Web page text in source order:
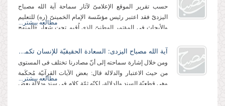
حسب تقریر الموقع الإعلامیّ لآثار سماحة آیة الله مصباح
الیزدیّ فقد اعتبر رئیس مؤسّسة الإمام الخمینیّ (ره) للتعلیم
والأبحاث فی المؤتمر الوطنیّ الذی اُقیم تحت شعار «المنهج
مطالعه بیشتر...
آیة الله مصباح الیزدی: السعادة الحقیقیّة للإنسان تكمن فی معرفة الإسلام والعمل به
ومن خلال إشارة سماحته إلى أنّ مصادرنا تختلف فی المستوى
من حیث الاعتبار والدلالة قال: بعض الآیات القرآنیّة مُحكَمة
وهی قطعیّة السند والدلالة، لكنّه ثمّة كلام فی سند ودلالة بعض
مطالعه بیشتر...